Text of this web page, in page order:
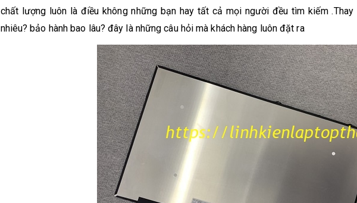
chất lượng luôn là điều không những bạn hay tất cả mọi người đều tìm kiếm
nhiêu? bảo hành bao lâu? đây là những câu hỏi mà khách hàng luôn đặt ra